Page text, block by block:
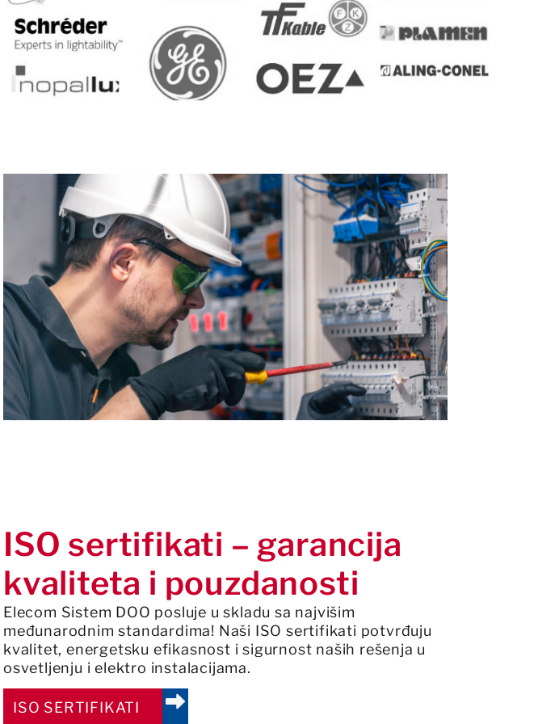
ISO sertifikati – garancija
kvaliteta i pouzdanosti
Elecom Sistem DOO posluje u skladu sa najvišim
međunarodnim standardima! Naši ISO sertifikati potvrđuju
kvalitet, energetsku efikasnost i sigurnost naših rešenja u
osvetljenju i elektro instalacijama.
ISO SERTIFIKATI